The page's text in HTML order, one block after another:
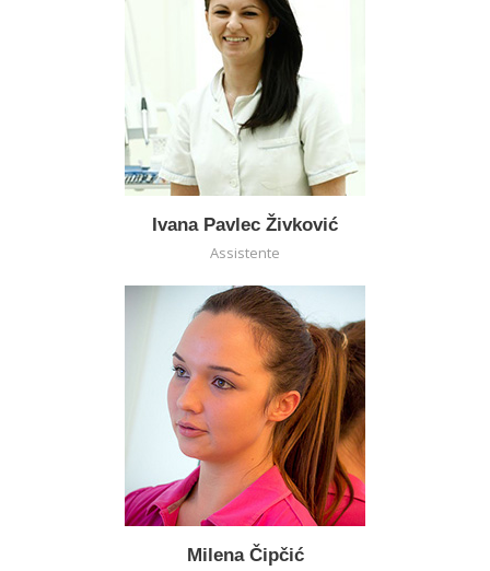
Ivana Pavlec Živković
Assistente
Milena Čipčić